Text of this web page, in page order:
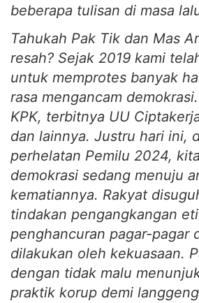
beberapa tulisan di masa
Tahukah Pak Tik dan Mas
resah? Sejak 2019 kami
untuk memprotes banyak
rasa mengancam
KPK, terbitnya UU
dan lainnya. Justru hari ini,
perhelatan Pemilu 2024,
demokrasi sedang menuju
kematiannya. Rakyat
tindakan pengangkangan
penghancuran pagar-pagar
dilakukan oleh kekuasaan.
dengan tidak malu
praktik korup demi